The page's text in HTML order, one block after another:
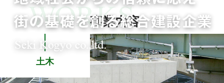
事業内容
土木